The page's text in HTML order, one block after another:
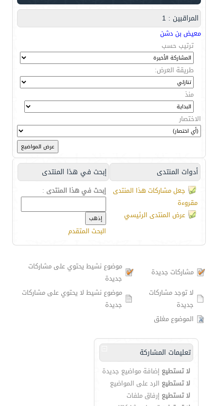
المراقبين : 1
معيض بن دشن
ترتيب حسب
طريقة العرض:
منذ
الاختصار
أدوات المنتدى إبحث في هذا المنتدى
جعل مشاركات هذا المنتدى
مقروءة
عرض المنتدى الرئيسي
إبحث في هذا المنتدى :
البحث المتقدم
مشاركات جديدة
موضوع نشيط يحتوي على مشاركات
جديدة
لا توجد مشاركات
جديدة
موضوع نشيط لا يحتوي على مشاركات
جديدة
الموضوع مغلق
تعليمات المشاركة
لا تستطيع إضافة مواضيع جديدة
لا تستطيع الرد على المواضيع
لا تستطيع إرفاق ملفات